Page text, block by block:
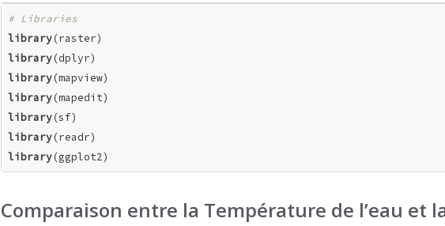
# Libraries
library
library
library
library
library
library
library(ggplot2)
Comparaison entre la Température de l’eau et